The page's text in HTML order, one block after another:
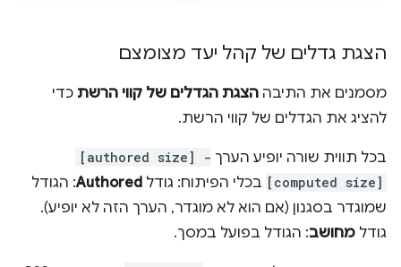
הצגת גדלים של קהל יעד מצומצם
מסמנים את התיבה הצגת הגדלים של קווי הרשת כדי
להציג את הגדלים של קווי הרשת.
בכל תווית שורה יופיע הערך [authored size] -
[computed size] בכלי הפיתוח: גודל Authored: הגודל
שמוגדר בסגנון (אם הוא לא מוגדר, הערך הזה לא יופיע).
גודל מחושב: הגודל בפועל במסך.